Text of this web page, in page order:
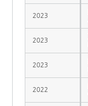
2023
2023
2023
2022